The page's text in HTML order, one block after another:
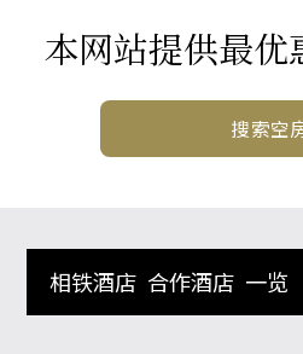
本网站提供最优
搜索空
相铁酒店 合作酒店 一览